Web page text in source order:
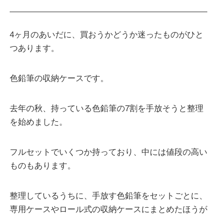
4ヶ月のあいだに、買おうかどうか迷ったものがひと
つあります。
色鉛筆の収納ケースです。
去年の秋、持っている色鉛筆の7割を手放そうと整理
を始めました。
フルセットでいくつか持っており、中には値段の高い
ものもあります。
整理しているうちに、手放す色鉛筆をセットごとに、
専用ケースやロール式の収納ケースにまとめたほうが